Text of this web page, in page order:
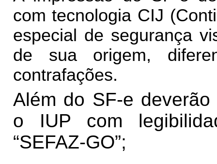
com tecnologia CIJ
especial de segurança
de sua origem,
contrafações.
Além do SF-e
o IUP com
“SEFAZ-GO”;